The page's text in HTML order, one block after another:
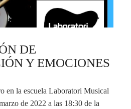
DE
Y EMOCIONES
en la escuela Laboratori Musical
de 2022 a las 18:30 de la